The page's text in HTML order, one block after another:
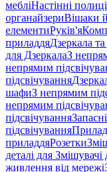
мебліНастінні полиці
органайзериВішаки
елементиРуків'я
приладдяДзеркала
для ДзеркалаЗ
непрямим
підсвічування
шафиЗ непрямим
непрямим
підсвічування
підсвічування
приладдяРозетки
деталі для
живлення від мережі